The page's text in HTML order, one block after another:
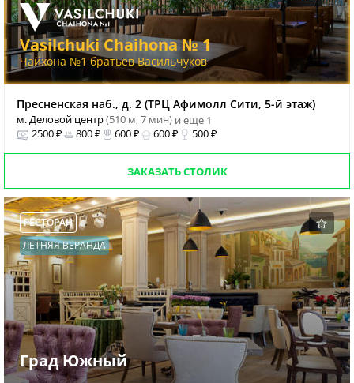
Vasilchuki Chaihona № 1
Чайхона №1 братьев Васильчуков
Пресненская наб., д. 2 (ТРЦ Афимолл Сити, 5-й этаж)
м. Деловой центр(510 м, 7 мин) и еще 1
2500 ₽
800 ₽ 600 ₽ 600 ₽ 500 ₽
ЗАКАЗАТЬ СТОЛИК
РЕСТОРАН
ЛЕТНЯЯ ВЕРАНДА
Град Южный